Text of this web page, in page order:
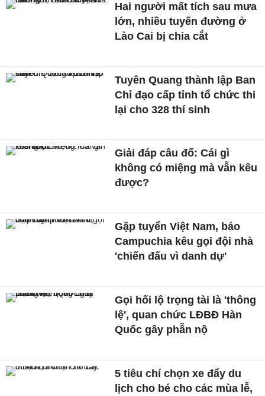
Hai người mất tích sau mưa
lớn, nhiều tuyến đường ở
Lào Cai bị chia cắt
Tuyên Quang thành lập Ban
Chỉ đạo cấp tỉnh tổ chức thi
lại cho 328 thí sinh
Giải đáp câu đố: Cái gì
không có miệng mà vẫn kêu
được?
Gặp tuyển Việt Nam, báo
Campuchia kêu gọi đội nhà
'chiến đấu vì danh dự'
Gọi hối lộ trọng tài là 'thông
lệ', quan chức LĐBĐ Hàn
Quốc gây phẫn nộ
5 tiêu chí chọn xe đẩy du
lịch cho bé cho các mùa lễ,